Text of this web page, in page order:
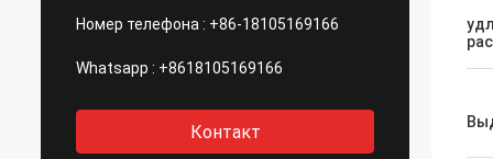
Номер телефона : +86-18105169166
Whatsapp : +8618105169166
Контакт